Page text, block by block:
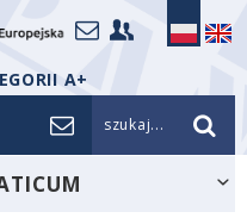
A+
szukaj...